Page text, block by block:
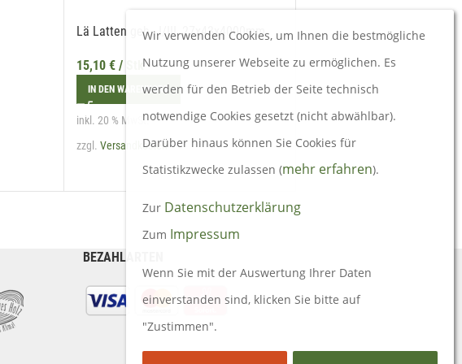
Lä Latten geh., I/III, 27x43x4000mm
15,10 €/ Stk
IN DEN WARENKORB
inkl. 20 % MwSt.
zzgl. Versandkosten
Lä Rautenprofil AB,
48,86€/ m2
IN DEN WARENKORB
inkl. 20 % MwSt.
zzgl.Versandkosten
BEZAHLARTEN
Wir verwenden Cookies, um Ihnen die bestmögliche
Nutzung unserer Webseite zu ermöglichen. Es
werden für den Betrieb der Seite technisch
notwendige Cookies gesetzt (nicht abwählbar).
Darüber hinaus können Sie Cookies für
Statistikzwecke zulassen (mehr erfahren).
Zur Datenschutzerklärung
Zum Impressum
Wenn Sie mit der Auswertung Ihrer Daten
einverstanden sind, klicken Sie bitte auf
"Zustimmen".